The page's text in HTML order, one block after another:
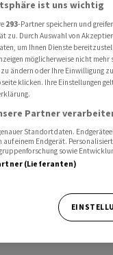
überraschend trotz Iran-
ist uns wichtig
293-Partner speichern und
zu. Durch Auswahl von
um Ihnen Dienste
möglicherweise nicht
ändern oder Ihre Einwilligung
klicken. Ihre Einstellungen
Partner
Standortdaten.
einem Endgerät.
sowie
(Lieferanten)